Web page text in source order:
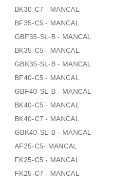
BK30-C7 - MANCAL
BF35-C5 - MANCAL
GBF35-SL-B - MANCAL
BK35-C5 - MANCAL
GBK35-SL-B - MANCAL
BF40-C5 - MANCAL
GBF40-SL-B - MANCAL
BK40-C5 - MANCAL
BK40-C7 - MANCAL
GBK40-SL-B - MANCAL
AF25-C5- MANCAL
FK25-C5 - MANCAL
FK25-C7 - MANCAL